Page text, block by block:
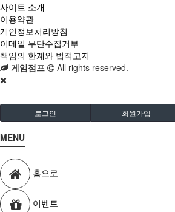
사이트 소개
이용약관
개인정보처리방침
이메일 무단수집거부
책임의 한계와 법적고지
게임점프 All rights reserved.
로그인 회원가입
MENU
홈으로
이벤트